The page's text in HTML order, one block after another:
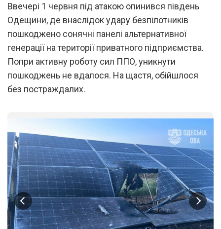
Ввечері 1 червня під атакою опинився південь
Одещини, де внаслідок удару безпілотників
пошкоджено сонячні панелі альтернативної
генерації на території приватного підприємства.
Попри активну роботу сил ППО, уникнути
пошкоджень не вдалося. На щастя, обійшлося
без постраждалих.